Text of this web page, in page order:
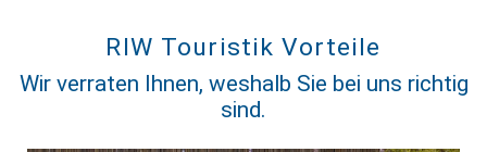
RIW Touristik Vorteile
Wir verraten Ihnen, weshalb Sie bei uns richtig
sind.